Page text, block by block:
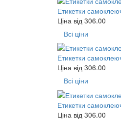
Етикетки
Ціна від 306.00
Всі ціни
Етикетки
Ціна від 306.00
Всі ціни
Етикетки
Ціна від 306.00